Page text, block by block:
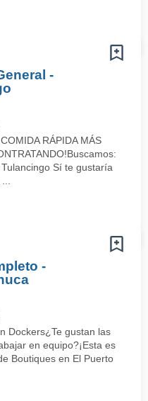
-
RÁPIDA MÁS
Sí te gustaría
-
Dockers¿Te gustan las
en equipo?¡Esta es
Boutiques en El Puerto